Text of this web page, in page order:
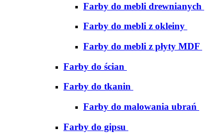
Farby do mebli drewnianych
Farby do mebli z okleiny
Farby do mebli z płyty MDF
Farby do ścian
Farby do tkanin
Farby do malowania ubrań
Farby do gipsu